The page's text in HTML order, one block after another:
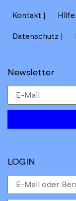
Kontakt Hilfe
Datenschutz
Newsletter
LOGIN